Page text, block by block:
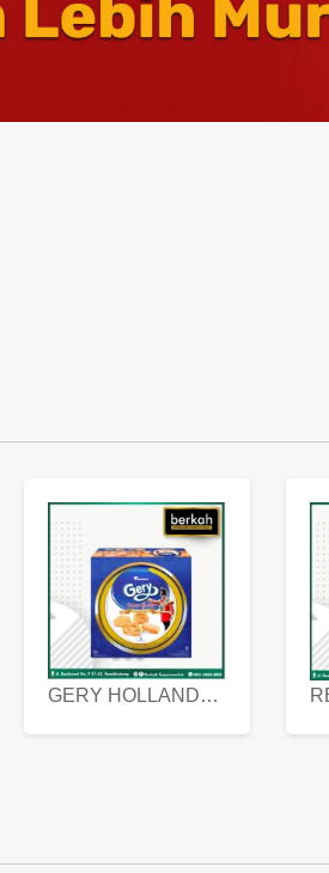
GERY HOLLANDA BUTTER COOKIES 450 GRAM